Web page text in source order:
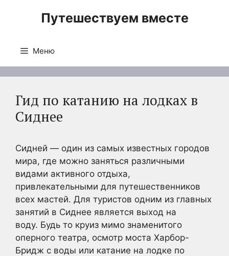
Путешествуем вместе
Меню
Гид по катанию на лодках в
Сиднее
Сидней — один из самых известных городов
мира, где можно заняться различными
видами активного отдыха,
привлекательными для путешественников
всех мастей. Для туристов одним из главных
занятий в Сиднее является выход на
воду. Будь то круиз мимо знаменитого
оперного театра, осмотр моста Харбор-
Бридж с воды или катание на лодке по